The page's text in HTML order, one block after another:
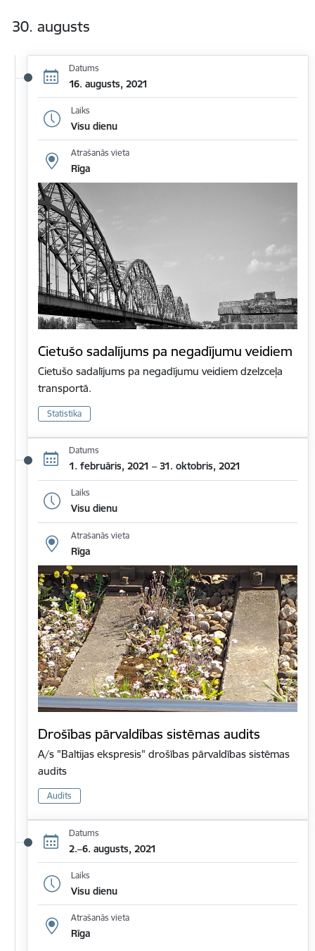
30. augusts
Datums
16. augusts, 2021
Laiks
Visu dienu
Atrašanās vieta
Rīga
Cietušo sadalījums pa negadījumu veidiem
Cietušo sadalījums pa negadījumu veidiem dzelzceļa
transportā.
Statistika
Datums
1. februāris, 2021 – 31. oktobris, 2021
Laiks
Visu dienu
Atrašanās vieta
Rīga
Drošības pārvaldības sistēmas audits
A/s "Baltijas ekspresis" drošības pārvaldības sistēmas
audits
Audits
Datums
2.–6. augusts, 2021
Laiks
Visu dienu
Atrašanās vieta
Rīga